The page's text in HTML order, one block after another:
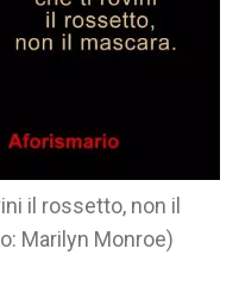
il rossetto, non il
Marilyn Monroe)